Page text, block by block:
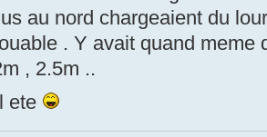
au nord chargeaient du
. Y avait quand meme
, 2.5m ..
ete